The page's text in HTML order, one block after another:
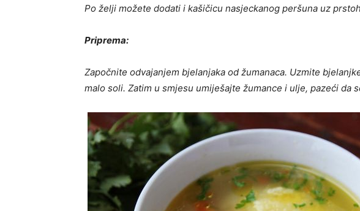
Po želji možete dodati i kašičicu nasjeckanog peršuna uz
Priprema:
Započnite odvajanjem bjelanjaka od žumanaca. Uzmite
malo soli. Zatim u smjesu umiješajte žumance i ulje, pazeći da